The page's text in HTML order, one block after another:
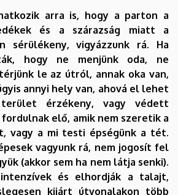
arra is, hogy a parton a
és a szárazság miatt a
sérülékeny, vigyázzunk rá. Ha
hogy ne menjünk oda, ne
le az útról, annak oka van,
annyi hely van, ahová el lehet
érzékeny, vagy védett
elő, amik nem szeretik a
vagy a mi testi épségünk a tét.
vagyunk rá, nem jogosít fel
(akkor sem ha nem látja senki).
és elhordják a talajt,
kijárt útvonalakon több